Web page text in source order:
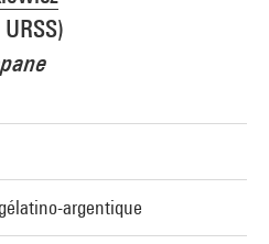
argentique